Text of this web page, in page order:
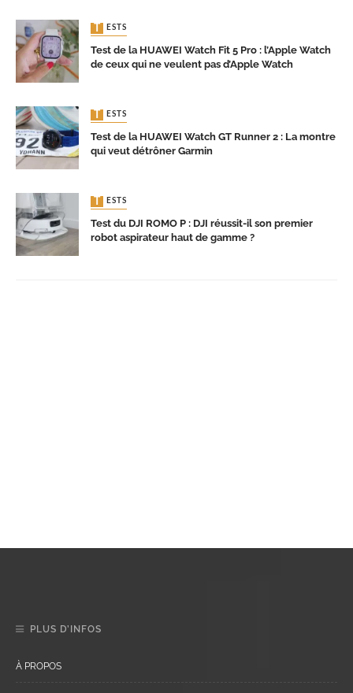
TESTS
Test de la HUAWEI Watch Fit 5 Pro : l’Apple Watch
de ceux qui ne veulent pas d’Apple Watch
TESTS
Test de la HUAWEI Watch GT Runner 2 : La montre
qui veut détrôner Garmin
TESTS
Test du DJI ROMO P : DJI réussit-il son premier
robot aspirateur haut de gamme ?
PLUS D’INFOS
À PROPOS